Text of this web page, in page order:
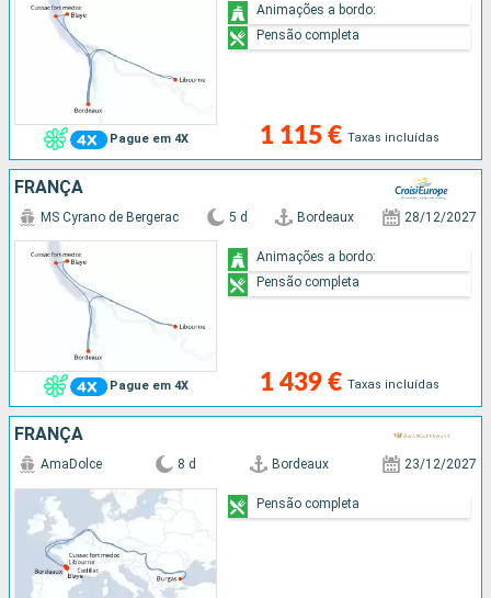
Pague em 4X 1 115 € Taxas incluídas
Animações a bordo:
Pensão completa
FRANÇA
Pague em 4X
MS Cyrano de Bergerac 5 d Bordeaux 28/12/2027
1 439 € Taxas incluídas
Animações a bordo:
Pensão completa
FRANÇA
AmaDolce 8 d Bordeaux 23/12/2027
Pensão completa